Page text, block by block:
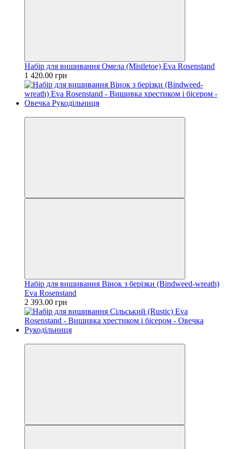
Набір для вишивання Омела (Mistletoe) Eva Rosenstand
1 420.00 грн
Набір для вишивання Вінок з берізки (Bindweed-wreath)
Eva Rosenstand
2 393.00 грн